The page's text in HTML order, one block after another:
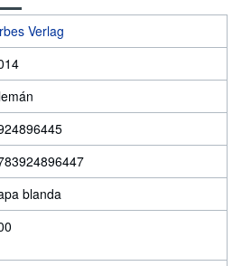
Verlag
blanda